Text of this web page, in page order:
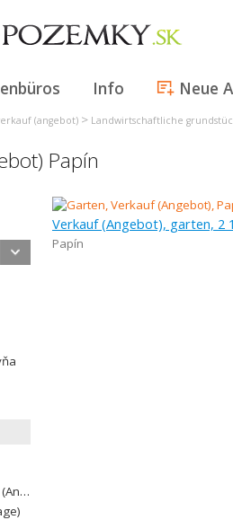
Info Neue
(angebot) > Landwirtschaftliche
Papín
Verkauf (Angebot), garten, 2
Papín